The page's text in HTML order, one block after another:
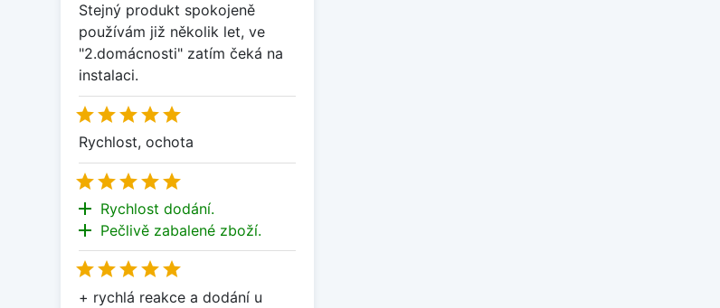
Stejný produkt spokojeně
používám již několik let, ve
"2.domácnosti" zatím čeká na
instalaci.

Rychlost, ochota

add Rychlost dodání.
add Pečlivě zabalené zboží.

+ rychlá reakce a dodání u